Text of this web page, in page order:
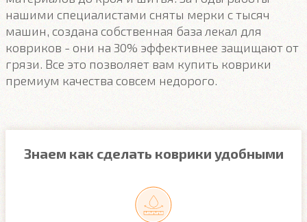
нашими специалистами сняты мерки с тысяч
машин, создана собственная база лекал для
ковриков - они на 30% эффективнее защищают от
грязи. Все это позволяет вам купить коврики
премиум качества совсем недорого.
Знаем как сделать коврики удобными